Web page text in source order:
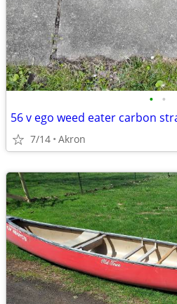
• •
56 v ego weed eater carbon
7/14 Akron